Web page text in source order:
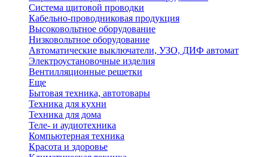
Система щитовой проводки
Кабельно-проводниковая продукция
Высоковольтное оборудование
Низковольтное оборудование
Автоматические выключатели, УЗО, ДИФ автомат
Электроустановочные изделия
Вентилляционные решетки
Еще
Бытовая техника, автотовары
Техника для кухни
Техника для дома
Теле- и аудиотехника
Компьютерная техника
Красота и здоровье